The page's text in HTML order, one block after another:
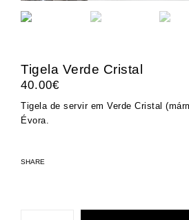
Tigela Verde Cristal
40.00€
Tigela de servir em Verde Cristal
Évora.
SHARE